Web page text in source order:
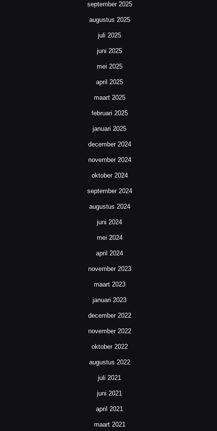
september 2025
augustus 2025
juli 2025
juni 2025
mei 2025
april 2025
maart 2025
februari 2025
januari 2025
december 2024
november 2024
oktober 2024
september 2024
augustus 2024
juni 2024
mei 2024
april 2024
november 2023
maart 2023
januari 2023
december 2022
november 2022
oktober 2022
augustus 2022
juli 2021
juni 2021
april 2021
maart 2021